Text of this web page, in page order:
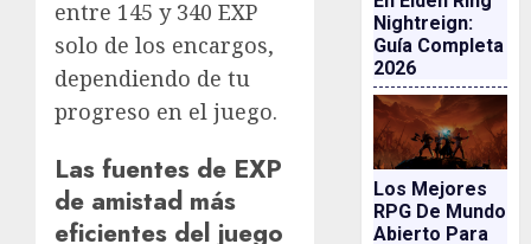
entre 145 y 340 EXP
solo de los encargos,
dependiendo de tu
progreso en el juego.
Las fuentes de EXP
de amistad más
eficientes del juego
Nightreign:
Guía Completa
2026
Los Mejores
RPG De Mundo
Abierto Para